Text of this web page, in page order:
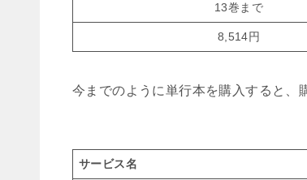
13巻まで
8,514円
今までのように単行本を購入すると、
サービス名